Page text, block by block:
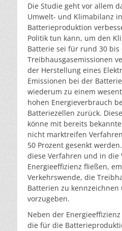
Die Studie geht vor allem
Umwelt- und Klimabilanz
Batterieproduktion
Politik tun kann, um den
Batterie sei für rund 30 bis
Treibhausgasemissionen
der Herstellung eines
Emissionen bei der
wiederum zu einem
hohen Energieverbrauch
Batteriezellen zurück.
könne mit bereits
nicht marktreifen
50 Prozent gesenkt
diese Verfahren und in die
Energieeffizienz fließen,
Verkehrswende, die
Batterien zu kennzeichnen
vorzugeben.
Neben der
die für die